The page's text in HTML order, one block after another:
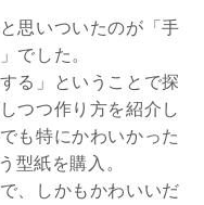
思いついたのが「手
でした。
る」ということで探
つつ作り方を紹介し
も特にかわいかった
型紙を購入。
、しかもかわいいだ